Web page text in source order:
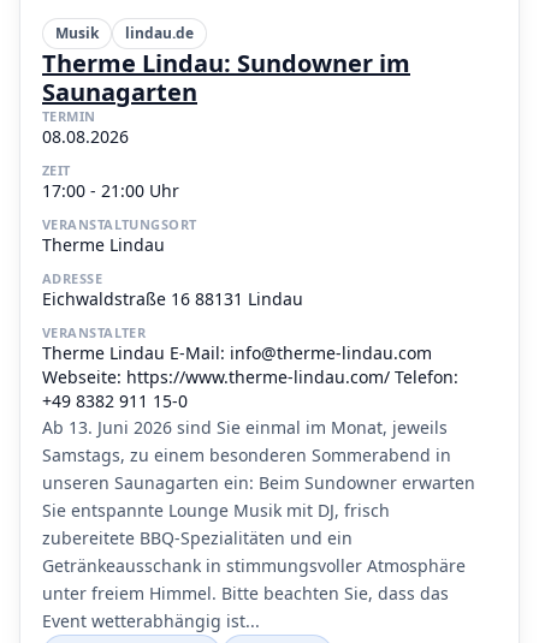
Musik lindau.de
Therme Lindau: Sundowner im
Saunagarten
TERMIN
08.08.2026
ZEIT
17:00 - 21:00 Uhr
VERANSTALTUNGSORT
Therme Lindau
ADRESSE
Eichwaldstraße 16 88131 Lindau
VERANSTALTER
Therme Lindau E-Mail: info@therme-lindau.com
Webseite: https://www.therme-lindau.com/ Telefon:
+49 8382 911 15-0
Ab 13. Juni 2026 sind Sie einmal im Monat, jeweils
Samstags, zu einem besonderen Sommerabend in
unseren Saunagarten ein: Beim Sundowner erwarten
Sie entspannte Lounge Musik mit DJ, frisch
zubereitete BBQ-Spezialitäten und ein
Getränkeausschank in stimmungsvoller Atmosphäre
unter freiem Himmel. Bitte beachten Sie, dass das
Event wetterabhängig ist...